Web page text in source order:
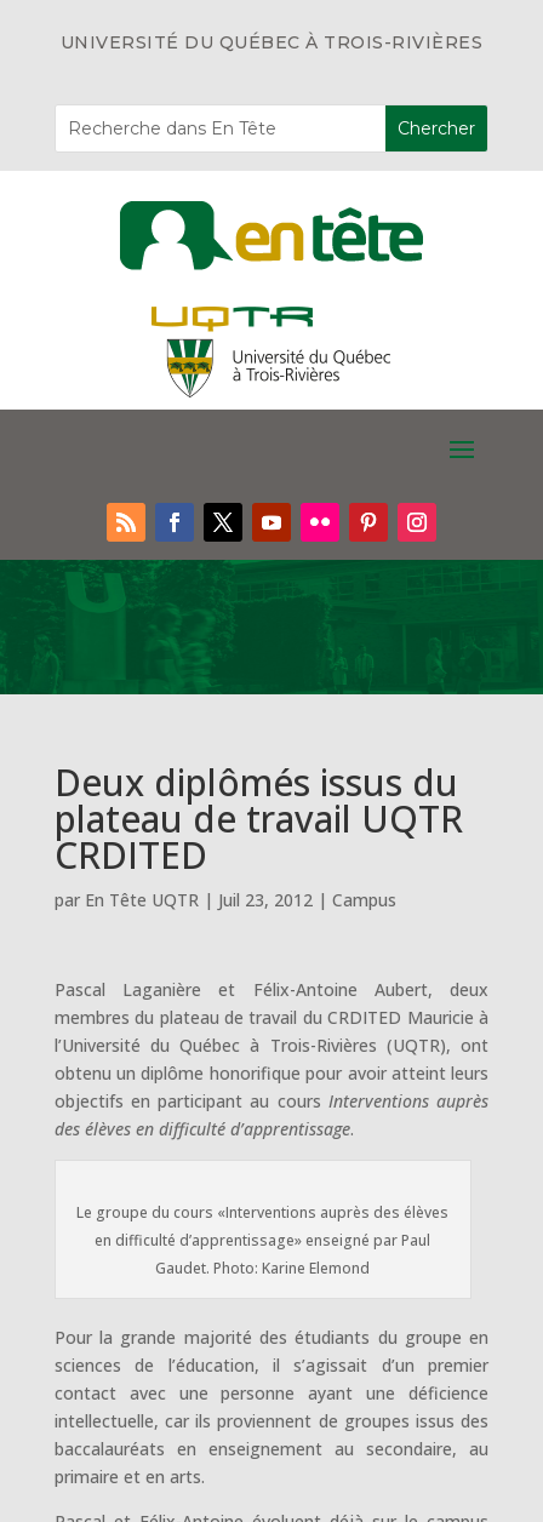
UNIVERSITÉ DU QUÉBEC À TROIS-RIVIÈRES
Deux diplômés issus du
plateau de travail UQTR
CRDITED
par En Tête UQTR| Juil 23, 2012| Campus
Pascal Laganière et Félix-Antoine Aubert, deux
membres du plateau de travail du CRDITED Mauricie à
l’Université du Québec à Trois-Rivières (UQTR), ont
obtenu un diplôme honorifique pour avoir atteint leurs
objectifs en participant au cours Interventions auprès
des élèves en difficulté d’apprentissage.
Le groupe du cours «Interventions auprès des élèves
en difficulté d’apprentissage» enseigné par Paul
Gaudet. Photo: Karine Elemond
Pour la grande majorité des étudiants du groupe en
sciences de l’éducation, il s’agissait d’un premier
contact avec une personne ayant une déficience
intellectuelle, car ils proviennent de groupes issus des
baccalauréats en enseignement au secondaire, au
primaire et en arts.